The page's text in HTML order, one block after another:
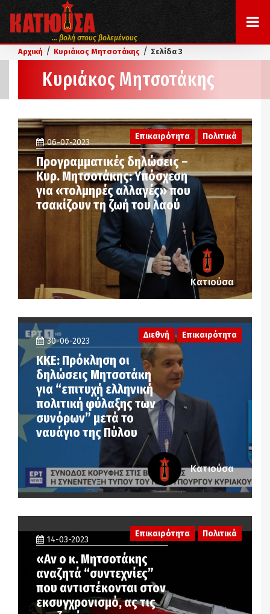
... βολή στους βολεμένους
Αρχική / Κυριάκος Μητσοτάκης / Σελίδα 3
Κυριάκος Μητσοτάκης
Επικαιρότητα Πολιτικά
06-07-2023
Προγραμματικές δηλώσεις –
Κυρ. Μητσοτάκης: Υπόσχεση
για «τολμηρές αλλαγές» που
τσακίζουν τη ζωή του λαού
Κατιούσα
30-06-2023
ΚΚΕ: Πρόκληση οι
δηλώσεις Μητσοτάκη
για “επιτυχή ελληνική
πολιτική φύλαξης των
συνόρων” μετά το
ναυάγιο της Πύλου
Διεθνή Επικαιρότητα
Κατιούσα
14-03-2023
«Αν ο κ. Μητσοτάκης
αναζητά “συντεχνίες”
που αντιστέκονται στον
εκσυγχρονισμό, ας τις
Επικαιρότητα Πολιτικά